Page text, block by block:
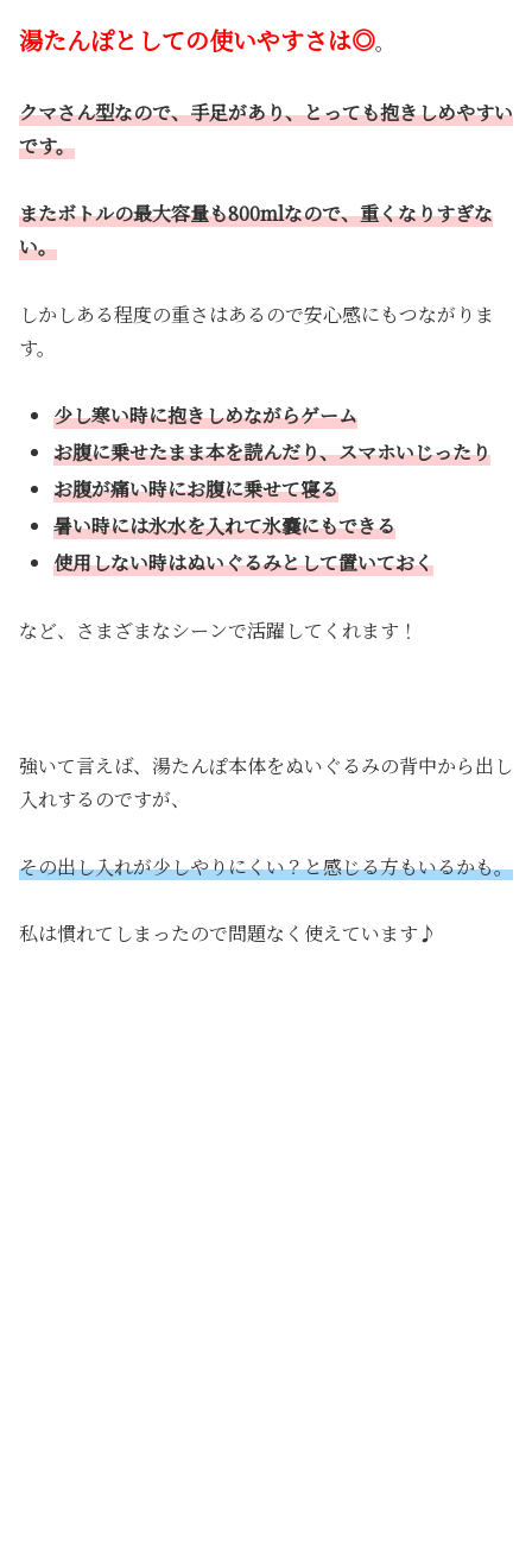
湯たんぽとしての使いやすさは◎。
クマさん型なので、手足があり、とっても抱きしめやすい
です。
またボトルの最大容量も800mlなので、重くなりすぎな
い。
しかしある程度の重さはあるので安心感にもつながりま
す。
少し寒い時に抱きしめながらゲーム
お腹に乗せたまま本を読んだり、スマホいじったり
お腹が痛い時にお腹に乗せて寝る
暑い時には氷水を入れて氷嚢にもできる
使用しない時はぬいぐるみとして置いておく
など、さまざまなシーンで活躍してくれます！
強いて言えば、湯たんぽ本体をぬいぐるみの背中から出し
入れするのですが、
その出し入れが少しやりにくい？と感じる方もいるかも。
私は慣れてしまったので問題なく使えています♪